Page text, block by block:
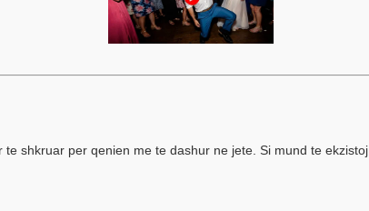
shkruar per qenien me te dashur ne jete. Si mund te